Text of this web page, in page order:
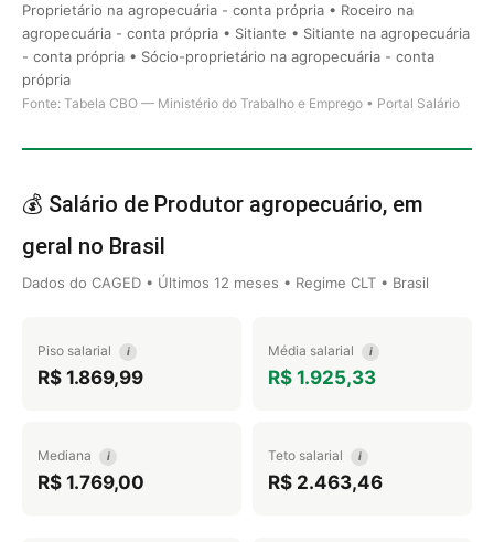
Proprietário na agropecuária - conta própria • Roceiro na
agropecuária - conta própria • Sitiante • Sitiante na agropecuária
- conta própria • Sócio-proprietário na agropecuária - conta
própria
Fonte: Tabela CBO — Ministério do Trabalho e Emprego • Portal Salário
💰 Salário de Produtor agropecuário, em
geral no Brasil
Dados do CAGED • Últimos 12 meses • Regime CLT • Brasil
Piso salarial i
R$ 1.869,99
Média salarial i
R$ 1.925,33
Mediana i
R$ 1.769,00
Teto salarial i
R$ 2.463,46